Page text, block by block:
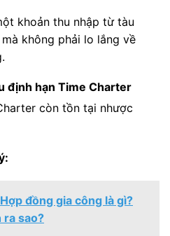
khoản thu nhập từ tàu
không phải lo lắng về
định hạn Time Charter
còn tồn tại nhược
Hợp đồng gia công là gì?
ra sao?